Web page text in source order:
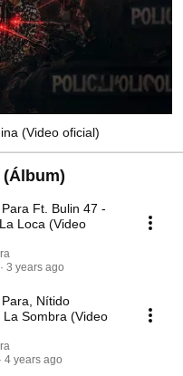
(Video oficial)
(Álbum)
Ft. Bulin 47 -
Loca (Video
3 years ago
Nítido
La Sombra (Video
4 years ago